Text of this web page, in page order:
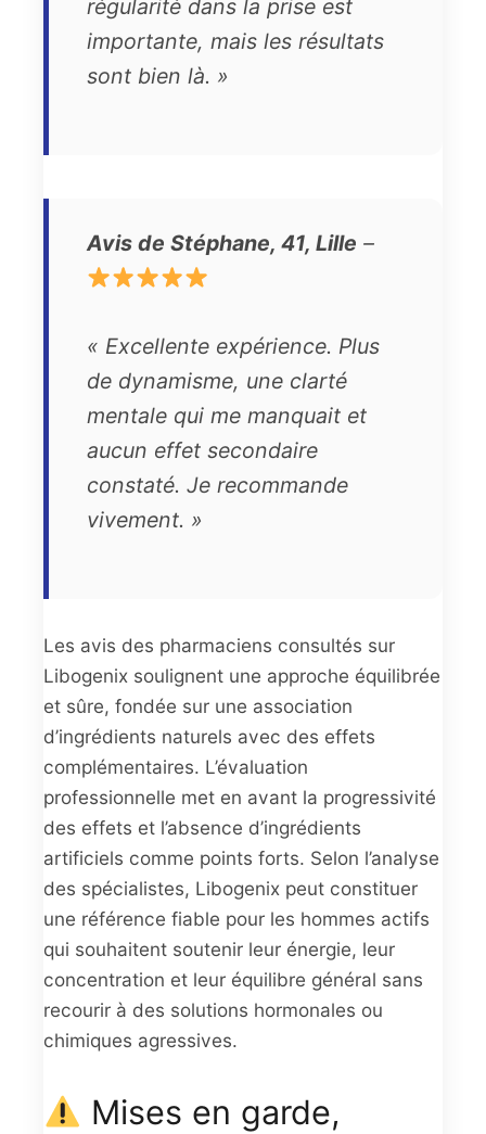
régularité dans la prise est
importante, mais les résultats
sont bien là. »
Avis de Stéphane, 41, Lille –
« Excellente expérience. Plus
de dynamisme, une clarté
mentale qui me manquait et
aucun effet secondaire
constaté. Je recommande
vivement. »
Les avis des pharmaciens consultés sur
Libogenix soulignent une approche équilibrée
et sûre, fondée sur une association
d’ingrédients naturels avec des effets
complémentaires. L’évaluation
professionnelle met en avant la progressivité
des effets et l’absence d’ingrédients
artificiels comme points forts. Selon l’analyse
des spécialistes, Libogenix peut constituer
une référence fiable pour les hommes actifs
qui souhaitent soutenir leur énergie, leur
concentration et leur équilibre général sans
recourir à des solutions hormonales ou
chimiques agressives.
Mises en garde,